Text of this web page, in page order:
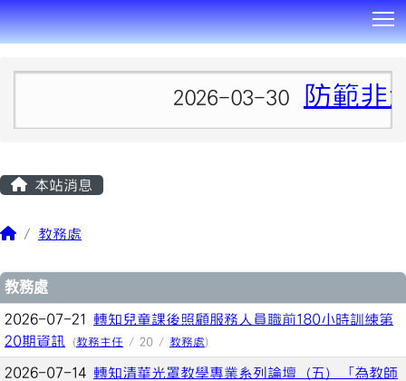
2026-03-30 防範非
本站消息
教務處
文章列表
教務處
2026-07-21 轉知兒童課後照顧服務人員職前180小時訓練第
20期資訊
(教務主任 / 20 / 教務處)
2026-07-14 轉知清華光罩教學專業系列論壇（五）「為教師